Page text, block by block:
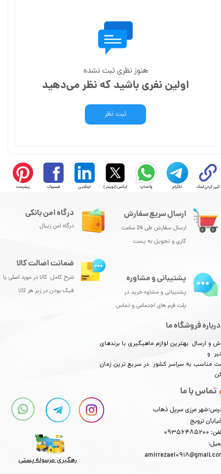
هنوز نظری ثبت نشده
اولین نفری باشید که نظر می‌دهید
ثبت نظر
کپی کردن لینک تلگرام واتساپ ایکس (توییتر) لینکدین فیسبوک پینترست
ارسال سریع سفارش
ارسال سفارش طی 24 ساعت
کاری و تحویل به پست
درباره فروشگاه ما
و ارسال بهترین لوازم ماهیگیری با برندهای
و
مناسب به سراسر کشور در سریع ترین زمان
تماس با ما
مرزی سرپل ذهاب
ترویج
درگاه امن بانکی
درگاه امن زیبال
پشتیبانی و مشاوره
پشتیبانی و مشاوه خرید در
پلت فرم های اجتماعی و تماس
ضمانت اصالت کالا
شرح کامل کالا در مورد اصلی یا
فیک بودن در زیر هر کالا
رهگیری مرسوله پستی​​​​​​​